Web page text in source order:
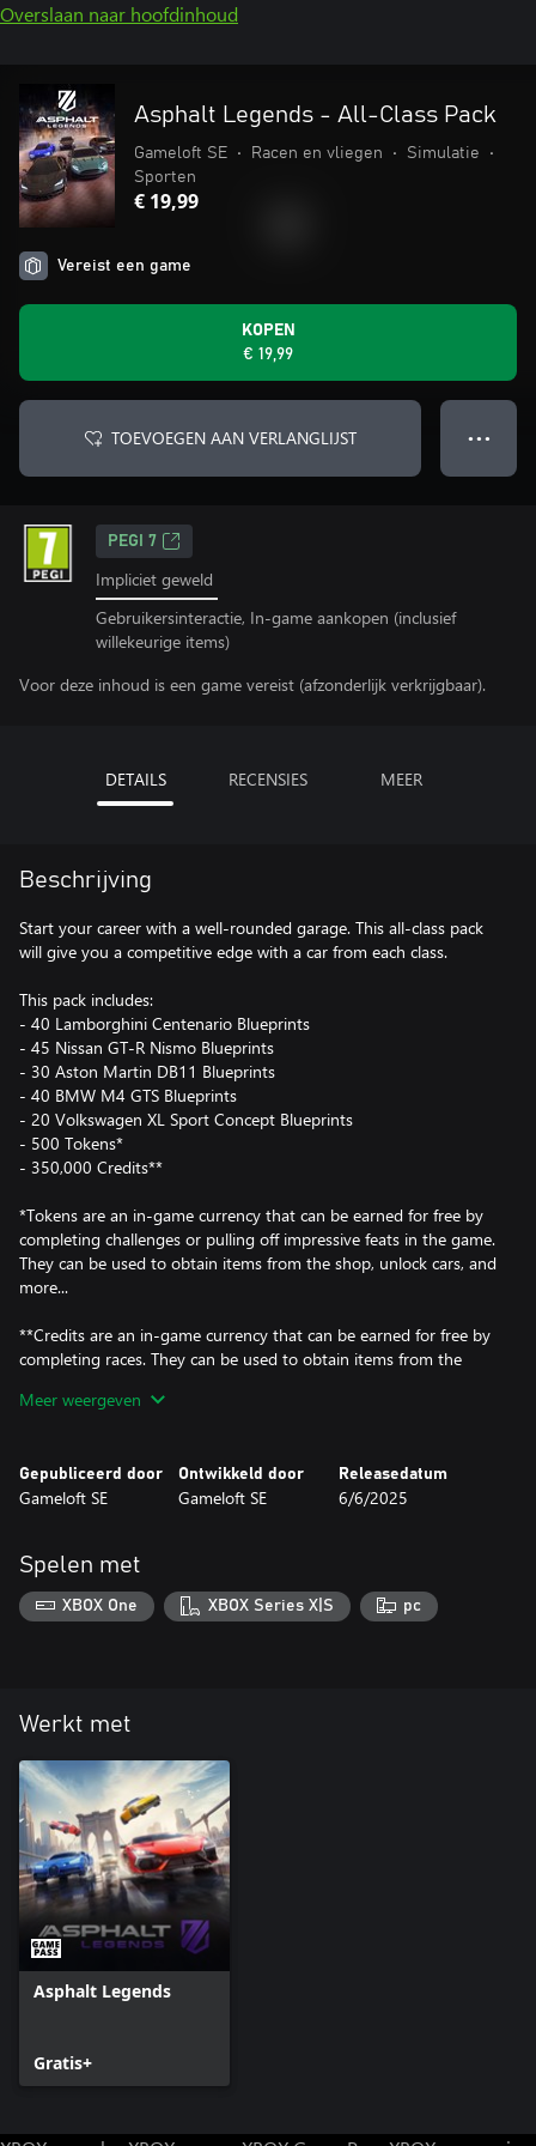
Overslaan naar hoofdinhoud
Asphalt Legends - All-Class Pack
Gameloft SE • Racen en vliegen • Simulatie
•
Sporten
€ 19,99
Vereist een game
KOPEN
€ 19,99
TOEVOEGEN AAN VERLANGLIJST ● ● ●
PEGI 7
Impliciet geweld
Gebruikersinteractie, In-game aankopen (inclusief
willekeurige items)
Voor deze inhoud is een game vereist (afzonderlijk verkrijgbaar).
DETAILS RECENSIES MEER
Beschrijving
Start your career with a well-rounded garage. This all-class pack
will give you a competitive edge with a car from each class.
This pack includes:
- 40 Lamborghini Centenario Blueprints
- 45 Nissan GT-R Nismo Blueprints
- 30 Aston Martin DB11 Blueprints
- 40 BMW M4 GTS Blueprints
- 20 Volkswagen XL Sport Concept Blueprints
- 500 Tokens*
- 350,000 Credits**
*Tokens are an in-game currency that can be earned for free by
completing challenges or pulling off impressive feats in the game.
They can be used to obtain items from the shop, unlock cars, and
more...
**Credits are an in-game currency that can be earned for free by
completing races. They can be used to obtain items from the
Meer weergeven
Gepubliceerd door
Gameloft SE
Ontwikkeld door
Gameloft SE
Releasedatum
6/6/2025
Spelen met
XBOX One XBOX Series X|S pc
Werkt met
Asphalt Legends
Gratis+